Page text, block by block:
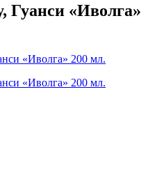
Гуанси «Иволга»